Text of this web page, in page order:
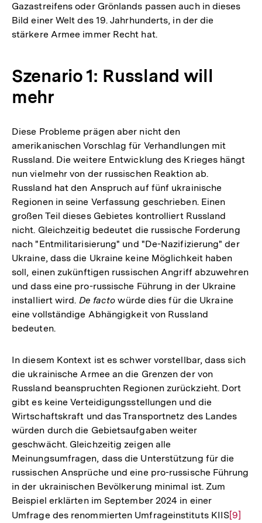
Gazastreifens oder Grönlands passen auch in dieses
Bild einer Welt des 19. Jahrhunderts, in der die
stärkere Armee immer Recht hat.
Szenario 1: Russland will
mehr
Diese Probleme prägen aber nicht den
amerikanischen Vorschlag für Verhandlungen mit
Russland. Die weitere Entwicklung des Krieges hängt
nun vielmehr von der russischen Reaktion ab.
Russland hat den Anspruch auf fünf ukrainische
Regionen in seine Verfassung geschrieben. Einen
großen Teil dieses Gebietes kontrolliert Russland
nicht. Gleichzeitig bedeutet die russische Forderung
nach "Entmilitarisierung" und "De-Nazifizierung" der
Ukraine, dass die Ukraine keine Möglichkeit haben
soll, einen zukünftigen russischen Angriff abzuwehren
und dass eine pro-russische Führung in der Ukraine
installiert wird. De factowürde dies für die Ukraine
eine vollständige Abhängigkeit von Russland
bedeuten.
In diesem Kontext ist es schwer vorstellbar, dass sich
die ukrainische Armee an die Grenzen der von
Russland beanspruchten Regionen zurückzieht. Dort
gibt es keine Verteidigungsstellungen und die
Wirtschaftskraft und das Transportnetz des Landes
würden durch die Gebietsaufgaben weiter
geschwächt. Gleichzeitig zeigen alle
Meinungsumfragen, dass die Unterstützung für die
russischen Ansprüche und eine pro-russische Führung
in der ukrainischen Bevölkerung minimal ist. Zum
Beispiel erklärten im September 2024 in einer
Umfrage des renommierten Umfrageinstituts KIISZur
[9]